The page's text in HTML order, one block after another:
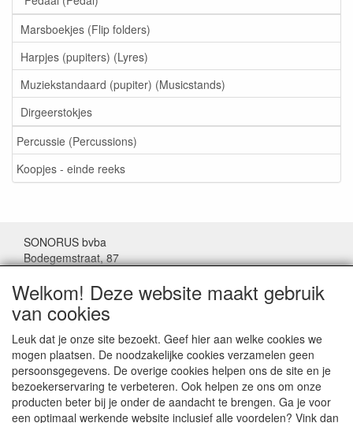
Marsboekjes (Flip folders)
Harpjes (pupiters) (Lyres)
Muziekstandaard (pupiter) (Musicstands)
Dirgeerstokjes
Percussie (Percussions)
Koopjes - einde reeks
SONORUS bvba
Bodegemstraat, 87
België
Mail:sonorus@skynet.be
Openingsuren:
Maandag tot donderdag van 10 tot17 uur.
Welkom! Deze website maakt gebruik
van cookies
Leuk dat je onze site bezoekt. Geef hier aan welke cookies we
mogen plaatsen. De noodzakelijke cookies verzamelen geen
persoonsgegevens. De overige cookies helpen ons de site en je
bezoekerservaring te verbeteren. Ook helpen ze ons om onze
producten beter bij je onder de aandacht te brengen. Ga je voor
een optimaal werkende website inclusief alle voordelen? Vink dan